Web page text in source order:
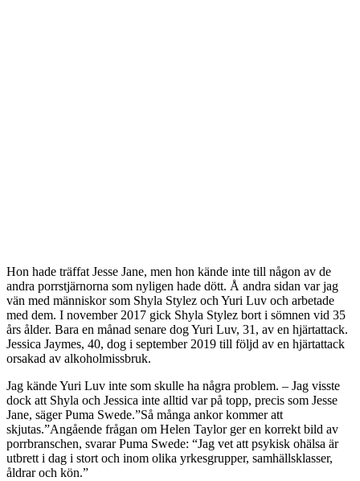
Hon hade träffat Jesse Jane, men hon kände inte till någon av de
andra porrstjärnorna som nyligen hade dött. Å andra sidan var jag
vän med människor som Shyla Stylez och Yuri Luv och arbetade
med dem. I november 2017 gick Shyla Stylez bort i sömnen vid 35
års ålder. Bara en månad senare dog Yuri Luv, 31, av en hjärtattack.
Jessica Jaymes, 40, dog i september 2019 till följd av en hjärtattack
orsakad av alkoholmissbruk.
Jag kände Yuri Luv inte som skulle ha några problem. – Jag visste
dock att Shyla och Jessica inte alltid var på topp, precis som Jesse
Jane, säger Puma Swede.”Så många ankor kommer att
skjutas.”Angående frågan om Helen Taylor ger en korrekt bild av
porrbranschen, svarar Puma Swede: “Jag vet att psykisk ohälsa är
utbrett i dag i stort och inom olika yrkesgrupper, samhällsklasser,
åldrar och kön.”